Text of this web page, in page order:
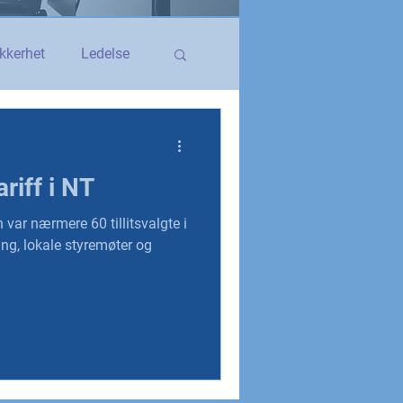
Ledelse
YS og YS Stat
i NT
var nærmere 60 tillitsvalgte i
lokale styremøter og